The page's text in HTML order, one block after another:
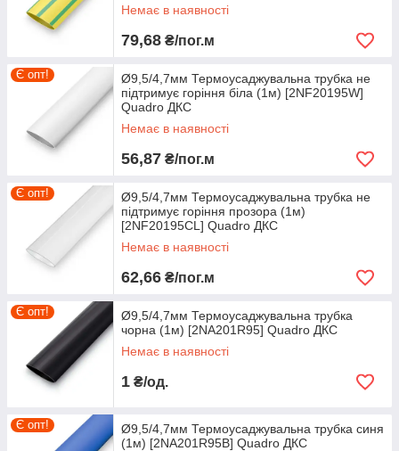
Немає в наявності
79,68 ₴/пог.м
Є опт!
Ø9,5/4,7мм Термоусаджувальна трубка не
підтримує горіння біла (1м) [2NF20195W]
Quadro ДКС
Немає в наявності
56,87 ₴/пог.м
Є опт!
Ø9,5/4,7мм Термоусаджувальна трубка не
підтримує горіння прозора (1м)
[2NF20195CL] Quadro ДКС
Немає в наявності
62,66 ₴/пог.м
Є опт!
Ø9,5/4,7мм Термоусаджувальна трубка
чорна (1м) [2NA201R95] Quadro ДКС
Немає в наявності
1 ₴/од.
Є опт!
Ø9,5/4,7мм Термоусаджувальна трубка синя
(1м) [2NA201R95B] Quadro ДКС